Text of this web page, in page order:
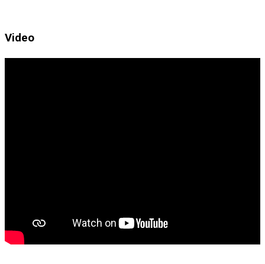
Video